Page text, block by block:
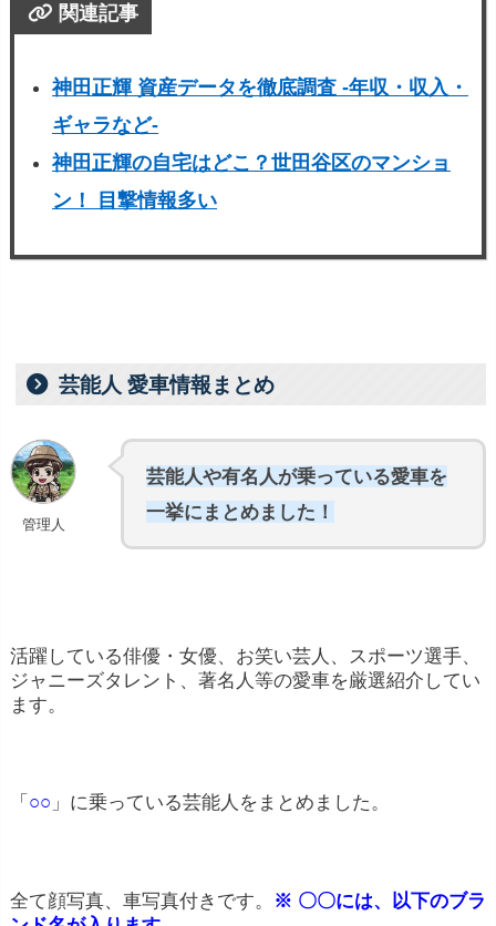
関連記事
神田正輝 資産データを徹底調査 -年収・収入・
ギャラなど-
神田正輝の自宅はどこ？世田谷区のマンショ
ン！ 目撃情報多い
芸能人 愛車情報まとめ
管理人
芸能人や有名人が乗っている愛車を
一挙にまとめました！
活躍している俳優・女優、お笑い芸人、スポーツ選手、
ジャニーズタレント、著名人等の愛車を厳選紹介してい
ます。
「 ○○ 」に乗っている芸能人をまとめました。
全て顔写真、車写真付きです。 ※ 〇〇には、以下のブラ